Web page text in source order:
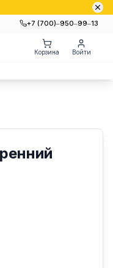
+7 (700)‒950‒99‒13
Корзина Войти